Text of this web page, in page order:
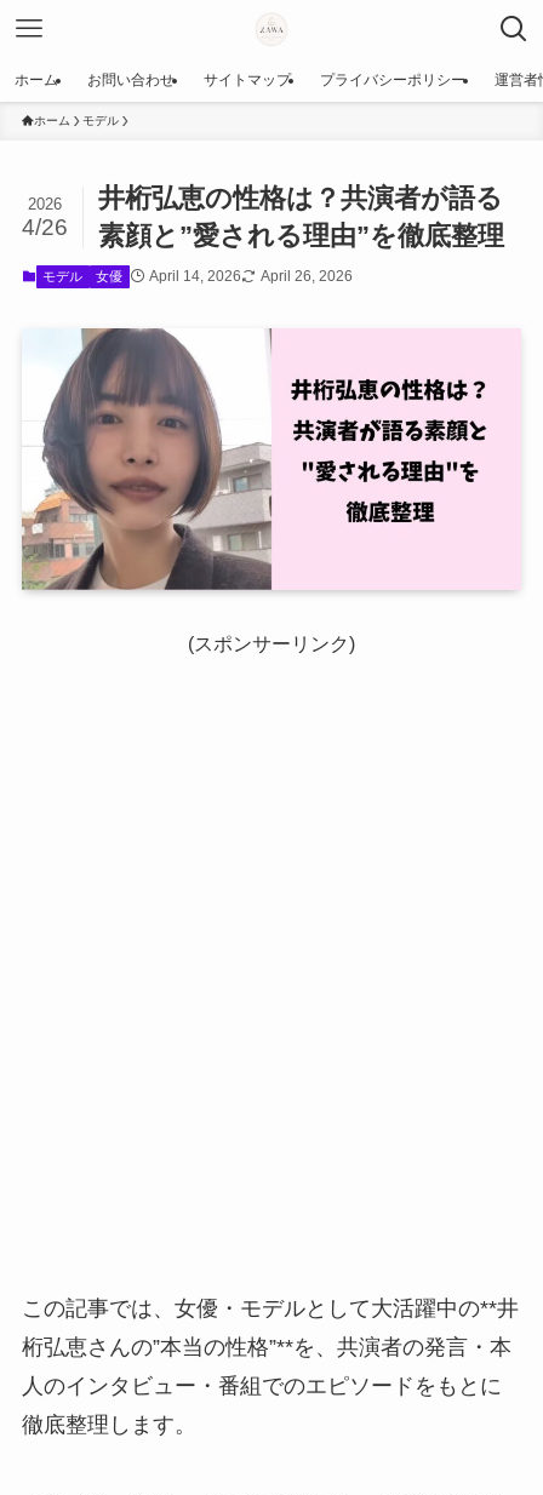
ホーム お問い合わせ サイトマップ プライバシーポリシー 運営者
ホーム モデル
井桁弘恵の性格は？共演者が語る
素顔と”愛される理由”を徹底整理
2026
4/26
モデル 女優 April 14, 2026 April 26, 2026
(スポンサーリンク)
この記事では、女優・モデルとして大活躍中の**井
桁弘恵さんの”本当の性格”**を、共演者の発言・本
人のインタビュー・番組でのエピソードをもとに
徹底整理します。